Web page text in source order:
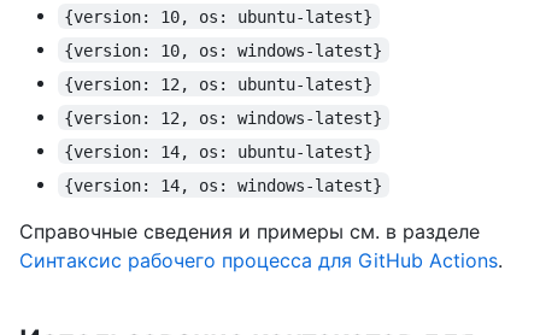
{version: 10, os: ubuntu-latest}
{version: 10, os: windows-latest}
{version: 12, os: ubuntu-latest}
{version: 12, os: windows-latest}
{version: 14, os: ubuntu-latest}
{version: 14, os: windows-latest}
Справочные сведения и примеры см. в разделе
Синтаксис рабочего процесса для GitHub Actions.